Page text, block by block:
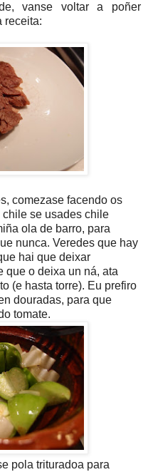
vanse voltar a poñer
receita:
comezase facendo os
chile se usades chile
ola de barro, para
nunca. Veredes que hay
hai que deixar
que o deixa un ná, ata
(e hasta torre). Eu prefiro
douradas, para que
tomate.
pola trituradoa para